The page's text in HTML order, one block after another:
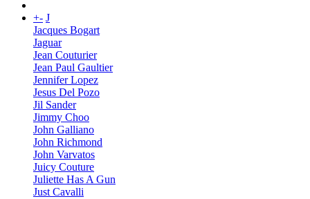
+- J
Jacques Bogart
Jaguar
Jean Couturier
Jean Paul Gaultier
Jennifer Lopez
Jesus Del Pozo
Jil Sander
Jimmy Choo
John Galliano
John Richmond
John Varvatos
Juicy Couture
Juliette Has A Gun
Just Cavalli